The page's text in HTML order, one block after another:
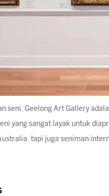
seni, Geelong Art Gallery
yang sangat layak untuk
tapi juga seniman